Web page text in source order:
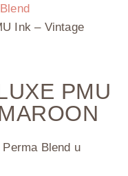
Ink – Vintage
PMU
Blend u